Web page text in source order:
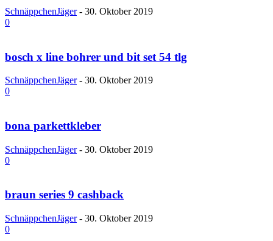
SchnäppchenJäger - 30. Oktober 2019
0
bosch x line bohrer und bit set 54 tlg
SchnäppchenJäger - 30. Oktober 2019
0
bona parkettkleber
SchnäppchenJäger - 30. Oktober 2019
0
braun series 9 cashback
SchnäppchenJäger - 30. Oktober 2019
0